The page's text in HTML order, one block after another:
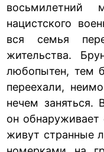
восьмилетний
нацистского
вся семья
жительства.
любопытен, тем
переехали,
нечем заняться.
он
живут странные